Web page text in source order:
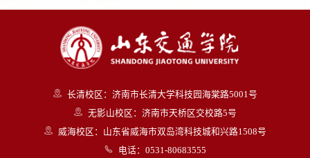
长清校区：济南市长清大学科技园海棠路5001号
无影山校区：济南市天桥区交校路5号
威海校区：山东省威海市双岛湾科技城和兴路1508号
电话：0531-80683555